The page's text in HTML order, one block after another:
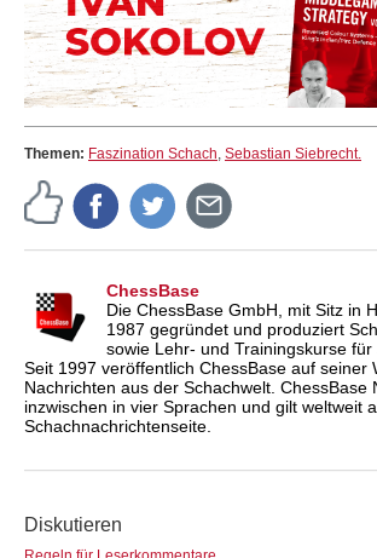
Themen: Faszination Schach, Sebastian Siebrecht.
ChessBase
Die ChessBase GmbH, mit Sitz in
1987 gegründet und produziert
sowie Lehr- und Trainingskurse für
Seit 1997 veröffentlich ChessBase auf seiner
Nachrichten aus der Schachwelt. ChessBase
inzwischen in vier Sprachen und gilt weltweit
Schachnachrichtenseite.
Diskutieren